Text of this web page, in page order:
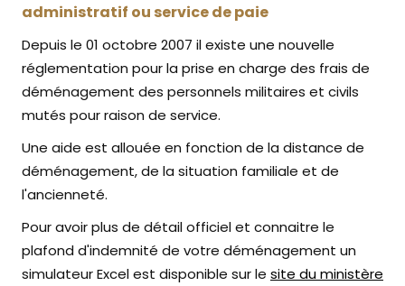
administratif ou service de paie
Depuis le 01 octobre 2007 il existe une nouvelle
réglementation pour la prise en charge des frais de
déménagement des personnels militaires et civils
mutés pour raison de service.
Une aide est allouée en fonction de la distance de
déménagement, de la situation familiale et de
l'ancienneté.
Pour avoir plus de détail officiel et connaitre le
plafond d'indemnité de votre déménagement un
simulateur Excel est disponible sur le site du ministère